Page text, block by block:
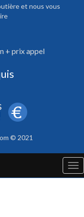
et nous vous
+ prix appel
© 2021